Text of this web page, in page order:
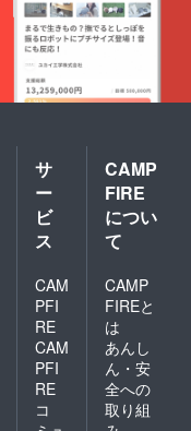
サ
ー
ビ
ス
CAM
PFI
RE
CAM
PFI
RE
コ
CAMP
FIRE
につい
て
CAMP
FIREと
は
あんし
ん・安
全への
取り組